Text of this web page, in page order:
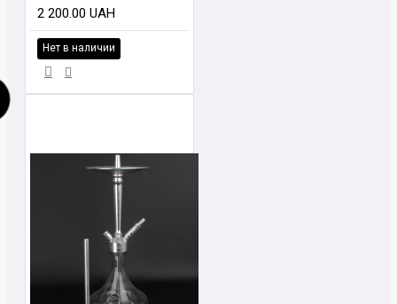
2 200.00 UAH
Нет в наличии